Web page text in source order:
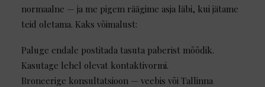
normaalne — ja me pigem räägime asja läbi, kui jätame
teid oletama. Kaks võimalust:
Paluge endale postitada tasuta paberist mõõdik.
Kasutage lehel olevat kontaktivormi.
Broneerige konsultatsioon — veebis või Tallinna